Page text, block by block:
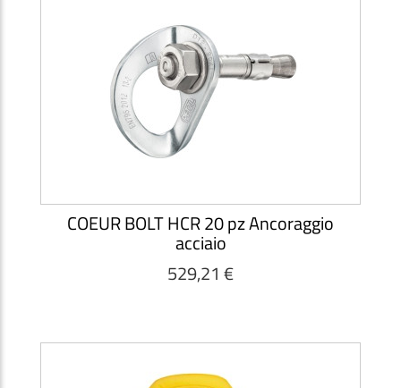
COEUR BOLT HCR 20 pz Ancoraggio
acciaio
529,21 €